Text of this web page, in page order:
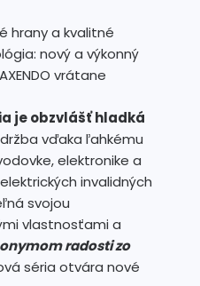
hrany a kvalitné
nový a výkonný
vrátane
je obzvlášť hladká
vďaka ľahkému
elektronike a
invalidných
svojou
vlastnosťami a
radosti zo
séria otvára nové